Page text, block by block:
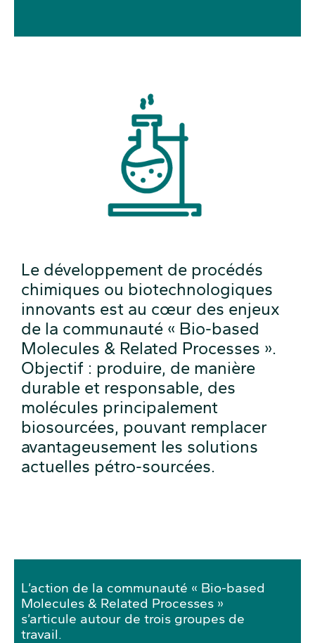
Le développement de procédés
chimiques ou biotechnologiques
innovants est au cœur des enjeux
de la communauté « Bio-based
Molecules & Related Processes ».
Objectif : produire, de manière
durable et responsable, des
molécules principalement
biosourcées, pouvant remplacer
avantageusement les solutions
actuelles pétro-sourcées.
L’action de la communauté « Bio-based
Molecules & Related Processes »
s’articule autour de trois groupes de
travail.